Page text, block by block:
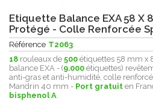
Etiquette Balance EXA 58 X
Protégé - Colle Renforcée
Référence T2063
18 rouleaux de 500 étiquettes 58 mm
balance EXA - (9.000 étiquettes)
anti-gras et anti-humidité, colle
Mandrin 40 mm - Port gratuit en
bisphenol A.